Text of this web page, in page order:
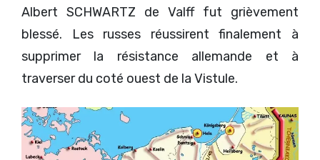
Albert SCHWARTZ de Valff fut grièvement
blessé. Les russes réussirent finalement à
supprimer la résistance allemande et à
traverser du coté ouest de la Vistule.